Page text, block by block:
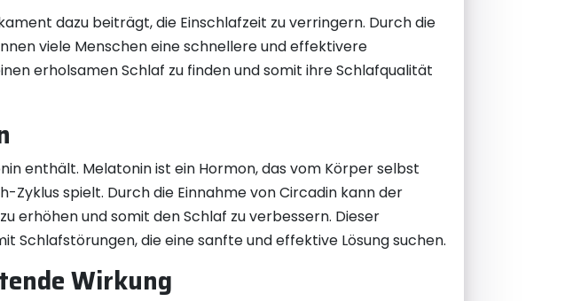
dazu beiträgt, die Einschlafzeit zu verringern. Durch die
viele Menschen eine schnellere und effektivere
erholsamen Schlaf zu finden und somit ihre Schlafqualität
enthält. Melatonin ist ein Hormon, das vom Körper selbst
spielt. Durch die Einnahme von Circadin kann der
erhöhen und somit den Schlaf zu verbessern. Dieser
Schlafstörungen, die eine sanfte und effektive Lösung suchen.
Wirkung